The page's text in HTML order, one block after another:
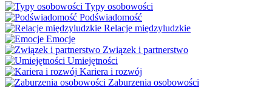
Typy osobowości
Podświadomość
Relacje międzyludzkie
Emocje
Związek i partnerstwo
Umiejętności
Kariera i rozwój
Zaburzenia osobowości